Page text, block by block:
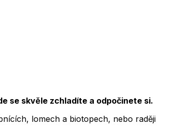
se skvěle zchladíte a odpočinete si.
lomech a biotopech, nebo raději